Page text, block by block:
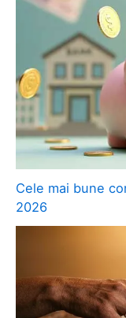
Cele mai bune
2026